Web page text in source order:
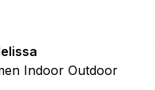
Indoor Outdoor